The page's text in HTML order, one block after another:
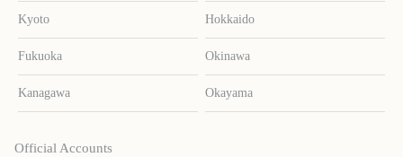
Kyoto Hokkaido
Fukuoka Okinawa
Kanagawa Okayama
Official Accounts